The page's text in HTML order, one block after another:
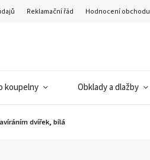
Reklamační řád Hodnocení obchodu
koupelny Obklady a dlažby
dvířek, bílá